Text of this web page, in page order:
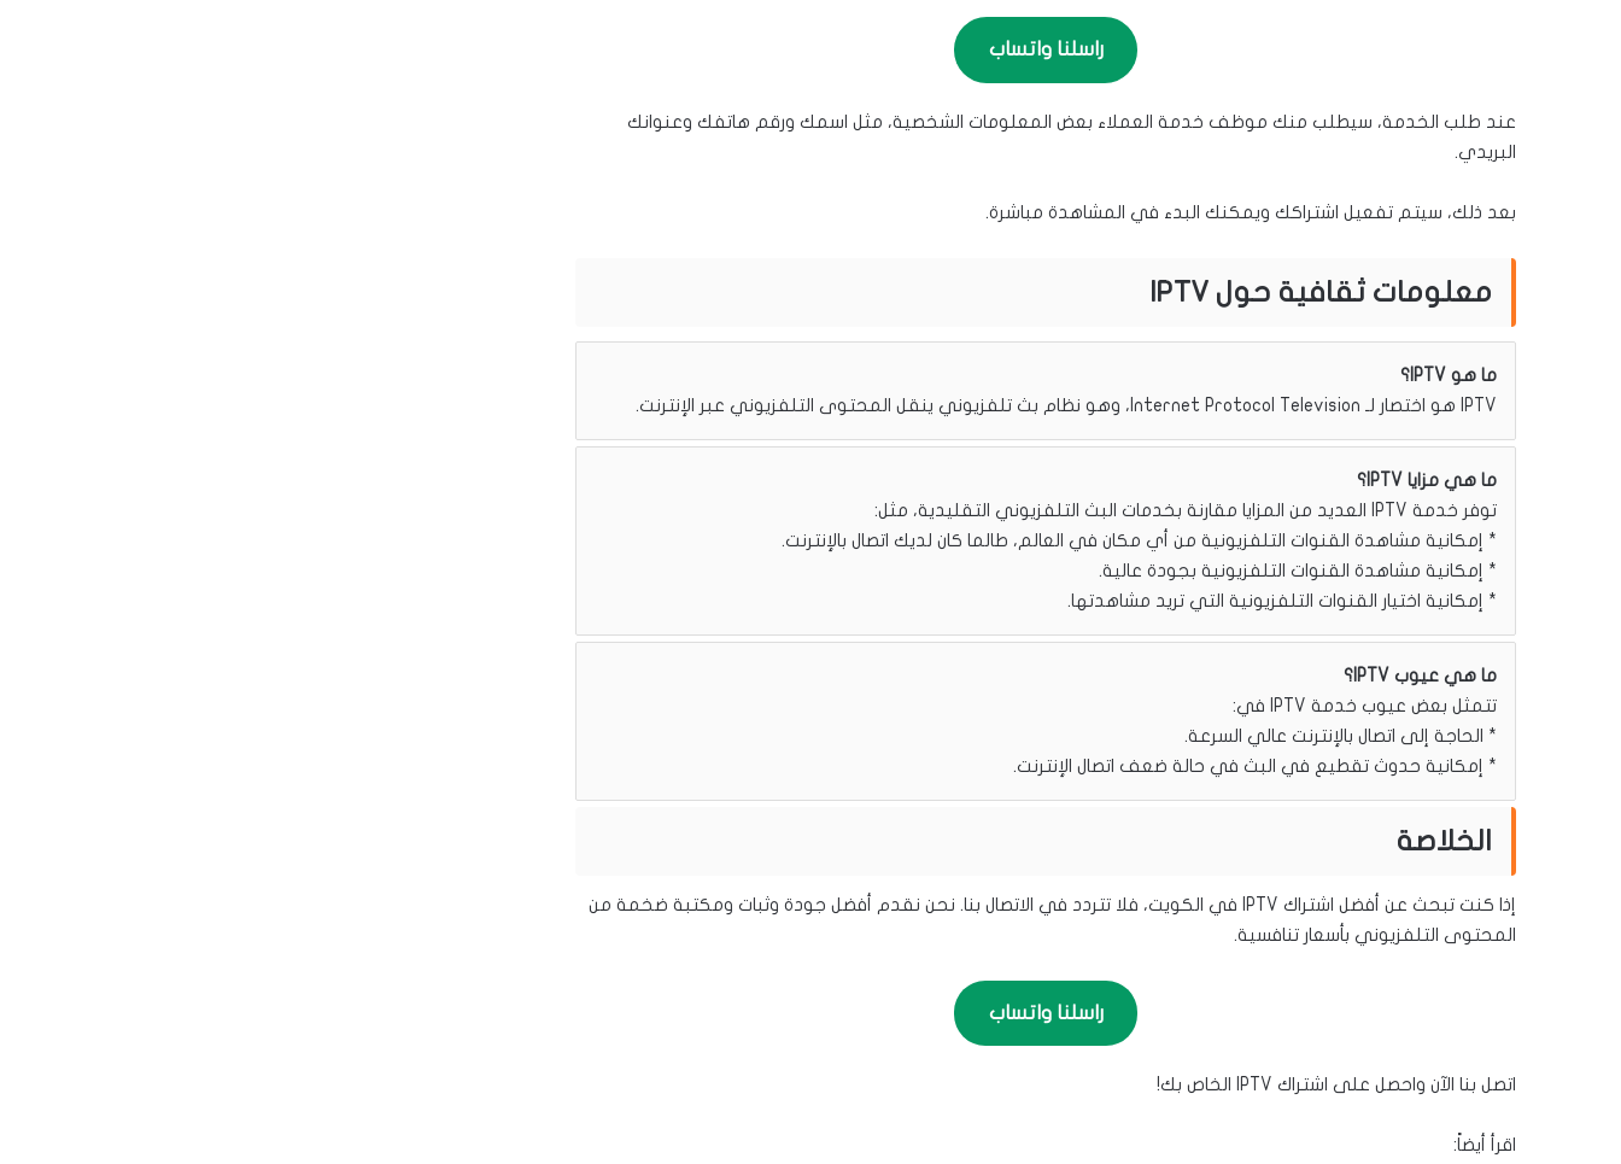
راسلنا واتساب
عند طلب الخدمة، سيطلب منك موظف خدمة العملاء بعض المعلومات الشخصية، مثل اسمك ورقم هاتفك وعنوانك
البريدي.
بعد ذلك، سيتم تفعيل اشتراكك ويمكنك البدء في المشاهدة مباشرة.
معلومات ثقافية حول IPTV
ما هو IPTV؟
IPTV هو اختصار لـ Internet Protocol Television، وهو نظام بث تلفزيوني ينقل المحتوى التلفزيوني عبر الإنترنت.
ما هي مزايا IPTV؟
توفر خدمة IPTV العديد من المزايا مقارنة بخدمات البث التلفزيوني التقليدية، مثل:
* إمكانية مشاهدة القنوات التلفزيونية من أي مكان في العالم، طالما كان لديك اتصال بالإنترنت.
* إمكانية مشاهدة القنوات التلفزيونية بجودة عالية.
* إمكانية اختيار القنوات التلفزيونية التي تريد مشاهدتها.
ما هي عيوب IPTV؟
تتمثل بعض عيوب خدمة IPTV في:
* الحاجة إلى اتصال بالإنترنت عالي السرعة.
* إمكانية حدوث تقطيع في البث في حالة ضعف اتصال الإنترنت.
الخلاصة
إذا كنت تبحث عن أفضل اشتراك IPTV في الكويت، فلا تتردد في الاتصال بنا. نحن نقدم أفضل جودة وثبات ومكتبة ضخمة من
المحتوى التلفزيوني بأسعار تنافسية.
راسلنا واتساب
اتصل بنا الآن واحصل على اشتراك IPTV الخاص بك!
اقرأ أيضاً: